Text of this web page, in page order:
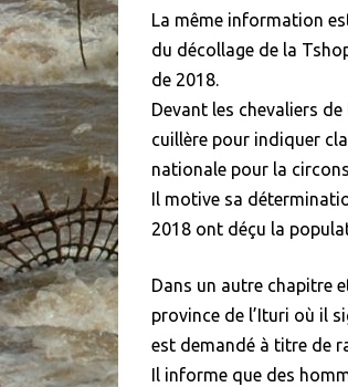
La même information
du décollage de la
de 2018.
Devant les chevaliers
cuillère pour indiquer
nationale pour la
Il motive sa
2018 ont déçu la
Dans un autre chapitre
province de l’Ituri où il
est demandé à titre de
Il informe que des